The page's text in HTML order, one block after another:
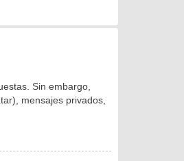
Sin embargo,
mensajes privados,